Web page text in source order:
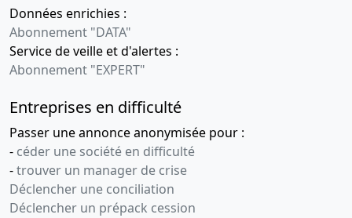
Données enrichies :
Abonnement "DATA"
Service de veille et d'alertes :
Abonnement "EXPERT"
Entreprises en difficulté
Passer une annonce anonymisée pour :
- céder une société en difficulté
-trouver un manager de crise
Déclencher une conciliation
Déclencher un prépack cession